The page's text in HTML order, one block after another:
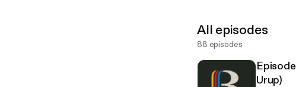
All episodes
88 episodes
Episode
Urup)